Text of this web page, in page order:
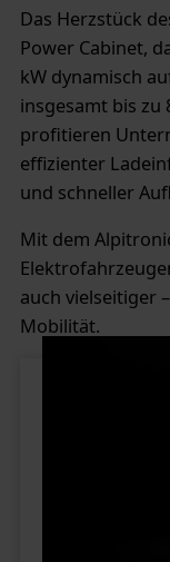
Das Herzstück
Power Cabinet,
kW dynamisch
insgesamt bis zu
profitieren
effizienter
und schneller
Mit dem
auch vielseitiger
Mobilität.